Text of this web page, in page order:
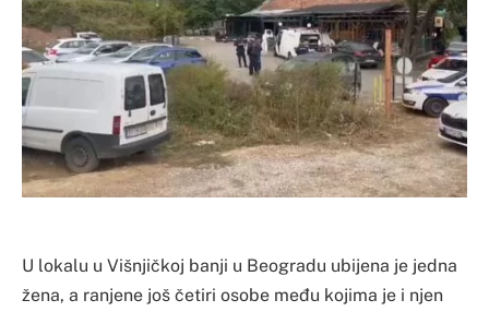
U lokalu u Višnjičkoj banji u Beogradu ubijena je jedna
žena, a ranjene još četiri osobe među kojima je i njen